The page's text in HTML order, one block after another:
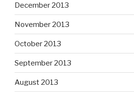
December 2013
November 2013
October 2013
September 2013
August 2013